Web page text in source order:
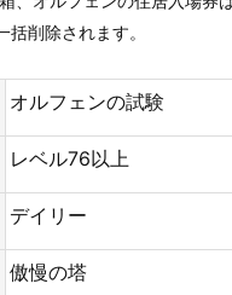
括削除されます。
オルフェンの試験
レベル76以上
デイリー
傲慢の塔